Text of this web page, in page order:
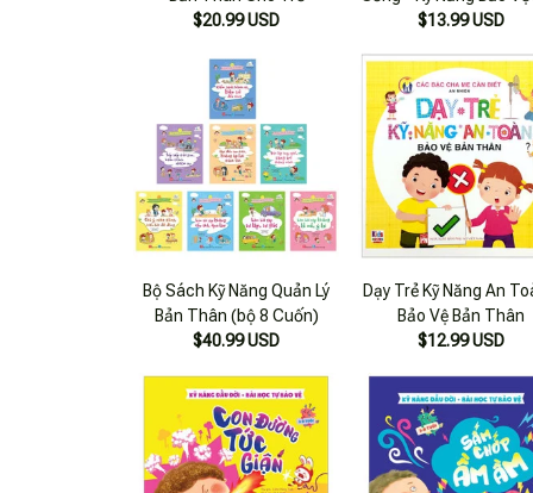
$20.99 USD
Thân
$13.99 USD
Bộ Sách Kỹ Năng Quản Lý
Bản Thân (bộ 8 Cuốn)
$40.99 USD
Dạy Trẻ Kỹ Năng An
Bảo Vệ Bản Thân
$12.99 USD